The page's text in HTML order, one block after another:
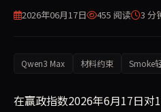
2026年06月17日 455 阅读 3 分
Qwen3 Max 材料约束 Smoke
在赢政指数2026年6月17日对